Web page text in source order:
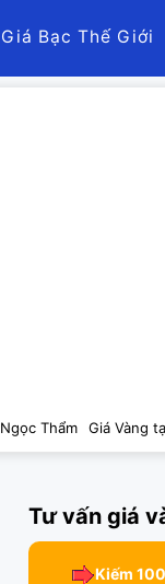
Giá Bạc Thế Giới
Ngọc Thẩm Giá Vàng
Tư vấn giá
Kiếm